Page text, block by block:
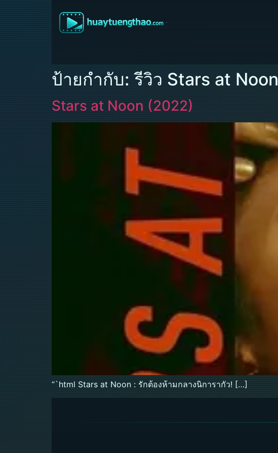
ป้ายกำกับ:รีวิว Stars at Noon
Stars at Noon (2022)
“`html Stars at Noon : รักต้องห้ามกลางนิการากัว! […]